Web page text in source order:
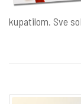
kupatilom. Sve